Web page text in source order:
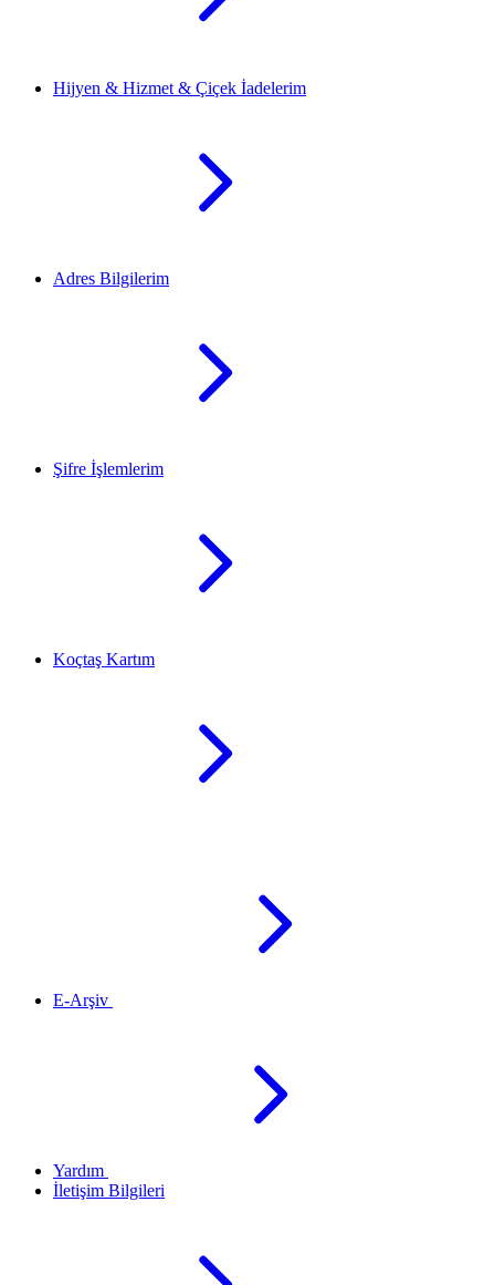
Hijyen & Hizmet & Çiçek İadelerim
Adres Bilgilerim
Şifre İşlemlerim
Koçtaş Kartım
E-Arşiv
Yardım
İletişim Bilgileri